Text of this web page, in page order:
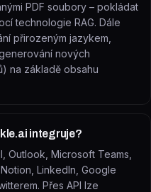
PDF soubory – pokládat
technologie RAG. Dále
přirozeným jazykem,
nových
na základě obsahu
integruje?
Outlook, Microsoft Teams,
LinkedIn, Google
Přes API lze